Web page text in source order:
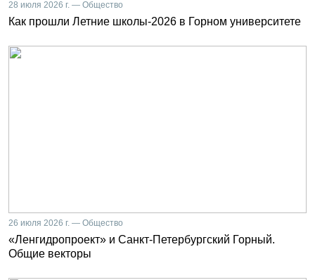
28 июля 2026 г. — Общество
Как прошли Летние школы-2026 в Горном университете
26 июля 2026 г. — Общество
«Ленгидропроект» и Санкт-Петербургский Горный.
Общие векторы